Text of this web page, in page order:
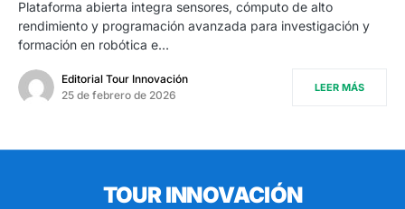
Plataforma abierta integra sensores, cómputo de alto
rendimiento y programación avanzada para investigación y
formación en robótica e…
Editorial Tour Innovación
25 de febrero de 2026
LEER MÁS
TOUR INNOVACIÓN